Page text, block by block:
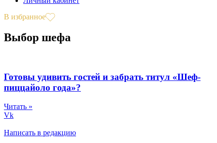
В избранное
Выбор шефа
Готовы удивить гостей и забрать титул «Шеф-
пиццайоло года»?
Читать »
Vk
Написать в редакцию